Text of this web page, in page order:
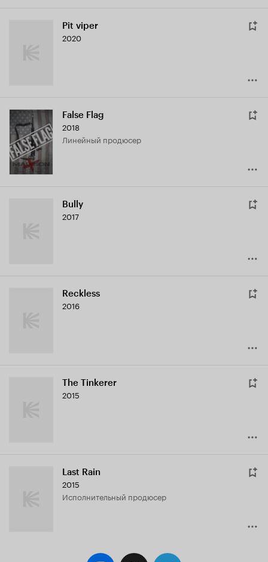
Pit viper
2020
False Flag
2018
линейный продюсер
Bully
2017
Reckless
2016
The Tinkerer
2015
Last Rain
2015
исполнительный продюсер